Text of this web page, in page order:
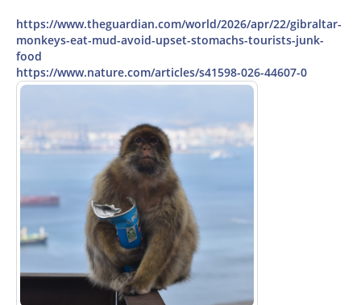
https://www.theguardian.com/world/2026/apr/22/gibraltar-
monkeys-eat-mud-avoid-upset-stomachs-tourists-junk-
food
https://www.nature.com/articles/s41598-026-44607-0